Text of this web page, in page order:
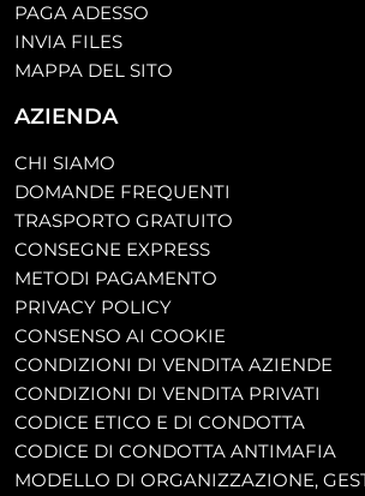
PAGA ADESSO
INVIA FILES
MAPPA DEL SITO
AZIENDA
CHI SIAMO
DOMANDE FREQUENTI
TRASPORTO GRATUITO
CONSEGNE EXPRESS
METODI PAGAMENTO
PRIVACY POLICY
CONSENSO AI COOKIE
CONDIZIONI DI VENDITA AZIENDE
CONDIZIONI DI VENDITA PRIVATI
CODICE ETICO E DI CONDOTTA
CODICE DI CONDOTTA ANTIMAFIA
MODELLO DI ORGANIZZAZIONE,